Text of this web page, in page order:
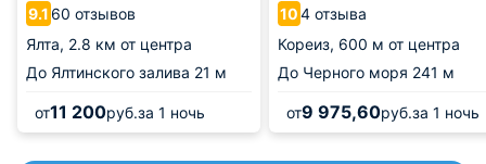
9.1 60 отзывов
Ялта, 2.8 км от центра
До Ялтинского залива 21 м
от11 200руб.за 1 ночь
104 отзыва
Кореиз, 600 м от центра
До Черного моря 241 м
от9 975,60руб.за 1 ночь